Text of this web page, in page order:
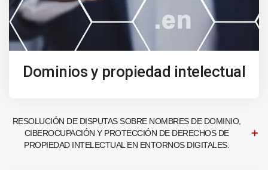
Dominios y propiedad intelectual
RESOLUCIÓN DE DISPUTAS SOBRE NOMBRES DE DOMINIO,
CIBEROCUPACIÓN Y PROTECCIÓN DE DERECHOS DE
PROPIEDAD INTELECTUAL EN ENTORNOS DIGITALES.